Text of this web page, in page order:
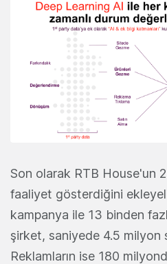
Son olarak RTB House'un
faaliyet gösterdiğini
kampanya ile 13 binden
şirket, saniyede 4.5 milyon
Reklamların ise 180